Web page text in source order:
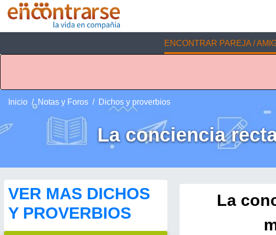
ENCONTRAR PAREJA /
Inicio Notas y Foros Dichos y proverbios
La conciencia
VER MAS DICHOS
Y PROVERBIOS
La